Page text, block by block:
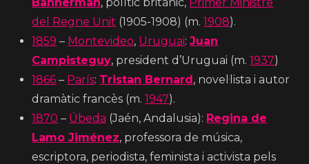
del Regne Unit (1905-1908) (m.1908).
1859 – Montevideo, Uruguai:Juan
Campisteguy, president d’Uruguai (m.1937)
1866 – París: Tristan Bernard, novel·lista i autor
dramàtic francès (m.1947).
1870 – Úbeda (Jaén, Andalusia): Regina de
Lamo Jiménez, professora de música,
escriptora, periodista, feminista i activista pels